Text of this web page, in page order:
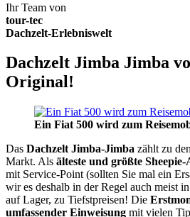
Ihr Team von
tour-tec
Dachzelt-Erlebniswelt
Dachzelt Jimba Jimba
Original!
Ein Fiat 500 wird zum
Das Dachzelt Jimba-Jimba zählt zu
Markt. Als älteste und größte
mit Service-Point (sollten Sie mal ein
wir es deshalb in der Regel auch meist
auf Lager, zu Tiefstpreisen! Die
umfassender Einweisung mit vielen